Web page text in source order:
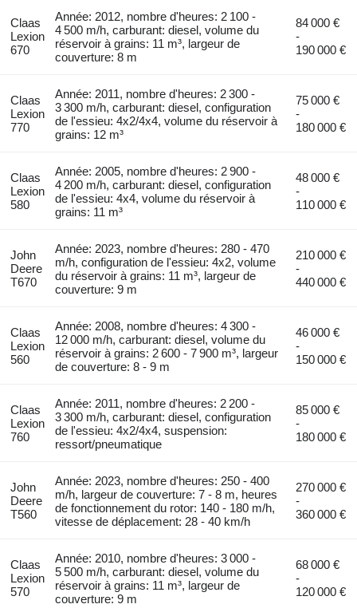
Claas
Lexion
670
Année: 2012, nombre d'heures: 2 100 -
4 500 m/h, carburant: diesel, volume du
réservoir à grains: 11 m³, largeur de
couverture: 8 m
84 000 €
-
190 000 €
Claas
Lexion
770
Année: 2011, nombre d'heures: 2 300 -
3 300 m/h, carburant: diesel, configuration
de l'essieu: 4x2/4x4, volume du réservoir à
grains: 12 m³
75 000 €
-
180 000 €
Claas
Lexion
580
Année: 2005, nombre d'heures: 2 900 -
4 200 m/h, carburant: diesel, configuration
de l'essieu: 4x4, volume du réservoir à
grains: 11 m³
48 000 €
-
110 000 €
John
Deere
T670
Année: 2023, nombre d'heures: 280 - 470
m/h, configuration de l'essieu: 4x2, volume
du réservoir à grains: 11 m³, largeur de
couverture: 9 m
210 000 €
-
440 000 €
Claas
Lexion
560
Année: 2008, nombre d'heures: 4 300 -
12 000 m/h, carburant: diesel, volume du
réservoir à grains: 2 600 - 7 900 m³, largeur
de couverture: 8 - 9 m
46 000 €
-
150 000 €
Claas
Lexion
760
Année: 2011, nombre d'heures: 2 200 -
3 300 m/h, carburant: diesel, configuration
de l'essieu: 4x2/4x4, suspension:
ressort/pneumatique
85 000 €
-
180 000 €
John
Deere
T560
Année: 2023, nombre d'heures: 250 - 400
m/h, largeur de couverture: 7 - 8 m, heures
de fonctionnement du rotor: 140 - 180 m/h,
vitesse de déplacement: 28 - 40 km/h
270 000 €
-
360 000 €
Claas
Lexion
570
Année: 2010, nombre d'heures: 3 000 -
5 500 m/h, carburant: diesel, volume du
réservoir à grains: 11 m³, largeur de
couverture: 9 m
68 000 €
-
120 000 €